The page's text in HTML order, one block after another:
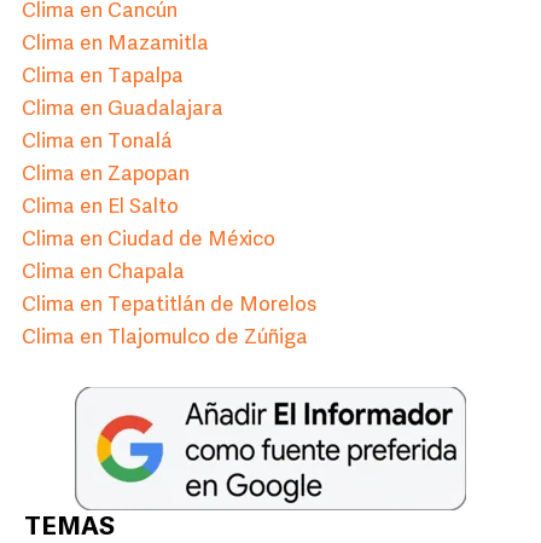
Clima en Cancún
Clima en Mazamitla
Clima en Tapalpa
Clima en Guadalajara
Clima en Tonalá
Clima en Zapopan
Clima en El Salto
Clima en Ciudad de México
Clima en Chapala
Clima en Tepatitlán de Morelos
Clima en Tlajomulco de Zúñiga
TEMAS